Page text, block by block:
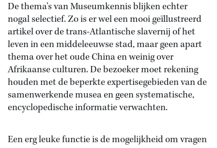
De thema’s van Museumkennis blijken echter
nogal selectief. Zo is er wel een mooi geïllustreerd
artikel over de trans-Atlantische slavernij of het
leven in een middeleeuwse stad, maar geen apart
thema over het oude China en weinig over
Afrikaanse culturen. De bezoeker moet rekening
houden met de beperkte expertisegebieden van de
samenwerkende musea en geen systematische,
encyclopedische informatie verwachten.
Een erg leuke functie is de mogelijkheid om vragen